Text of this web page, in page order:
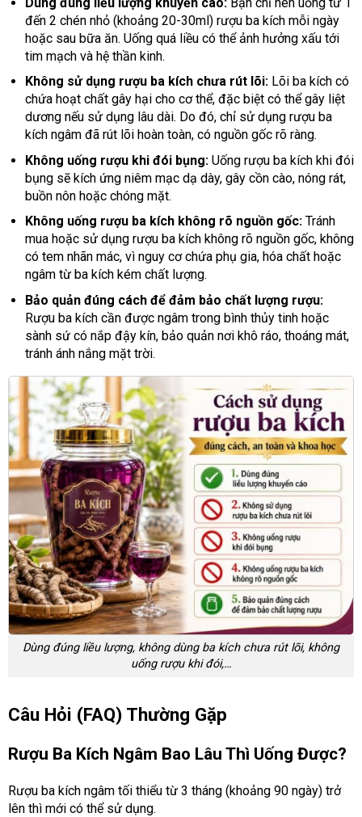
đến 2 chén nhỏ (khoảng 20-30ml) rượu ba kích mỗi ngày
hoặc sau bữa ăn. Uống quá liều có thể ảnh hưởng xấu tới
tim mạch và hệ thần kinh.
Không sử dụng rượu ba kích chưa rút lõi:Lõi ba kích có
chứa hoạt chất gây hại cho cơ thể, đặc biệt có thể gây liệt
dương nếu sử dụng lâu dài. Do đó, chỉ sử dụng rượu ba
kích ngâm đã rút lõi hoàn toàn, có nguồn gốc rõ ràng.
Không uống rượu khi đói bụng:Uống rượu ba kích khi đói
bụng sẽ kích ứng niêm mạc dạ dày, gây cồn cào, nóng rát,
buồn nôn hoặc chóng mặt.
Không uống rượu ba kích không rõ nguồn gốc:Tránh
mua hoặc sử dụng rượu ba kích không rõ nguồn gốc, không
có tem nhãn mác, vì nguy cơ chứa phụ gia, hóa chất hoặc
ngâm từ ba kích kém chất lượng.
Bảo quản đúng cách để đảm bảo chất lượng rượu:
Rượu ba kích cần được ngâm trong bình thủy tinh hoặc
sành sứ có nắp đậy kín, bảo quản nơi khô ráo, thoáng mát,
tránh ánh nắng mặt trời.
Dùng đúng liều lượng, không dùng ba kích chưa rút lõi, không
uống rượu khi đói,…
Câu Hỏi (FAQ) Thường Gặp
Rượu Ba Kích Ngâm Bao Lâu Thì Uống Được?
Rượu ba kích ngâm tối thiểu từ 3 tháng (khoảng 90 ngày) trở
lên thì mới có thể sử dụng.